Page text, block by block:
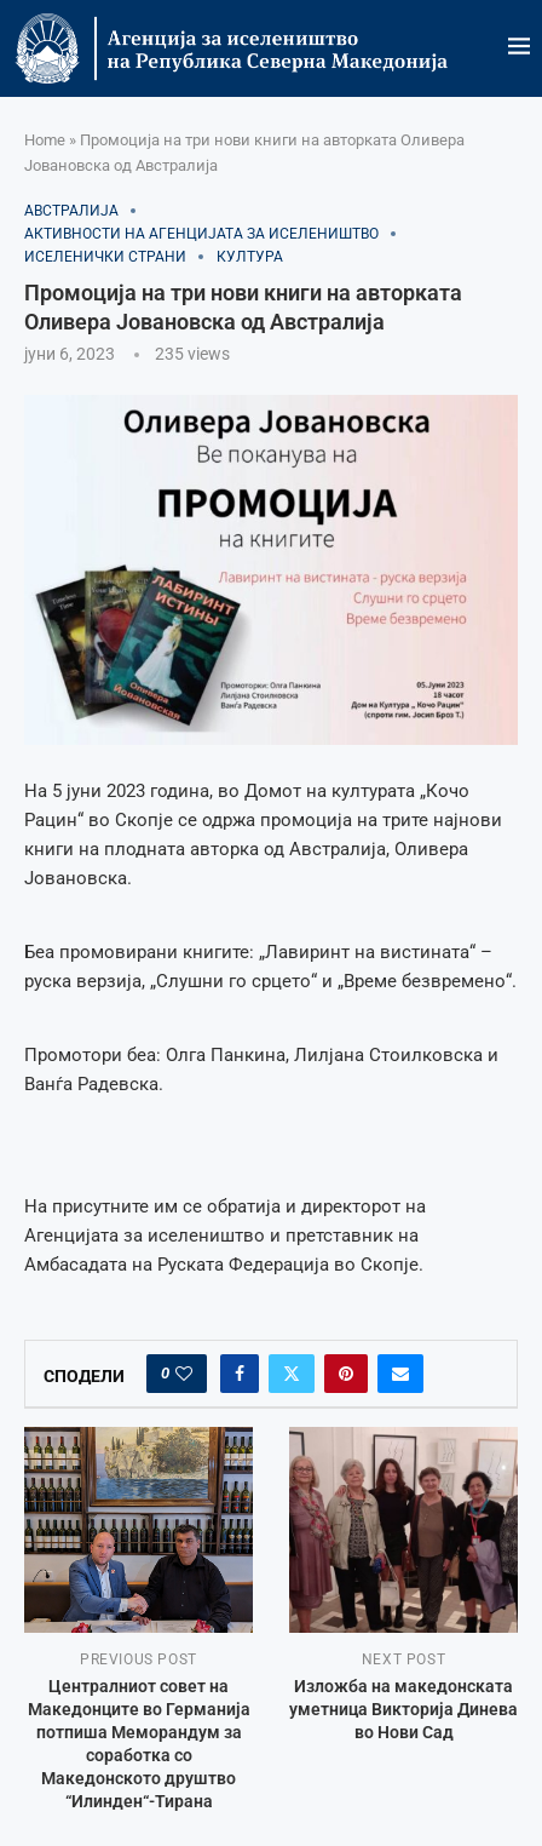
Home » Промоција на три нови книги на авторката Оливера
Јовановска од Австралија
АВСТРАЛИЈА
АКТИВНОСТИ НА АГЕНЦИЈАТА ЗА ИСЕЛЕНИШТВО
ИСЕЛЕНИЧКИ СТРАНИ
КУЛТУРА
Промоција на три нови книги на авторката
Оливера Јовановска од Австралија
јуни 6, 2023 235views
На 5 јуни 2023 година, во Домот на културата „Кочо
Рацин“ во Скопје се одржа промоција на трите најнови
книги на плодната авторка од Австралија, Оливера
Јовановска.
Беа промовирани книгите: „Лавиринт на вистината“ –
руска верзија, „Слушни го срцето“ и „Време безвремено“.
Промотори беа: Олга Панкина, Лилјана Стоилковска и
Ванѓа Радевска.
На присутните им се обратија и директорот на
Агенцијата за иселеништво и претставник на
Амбасадата на Руската Федерација во Скопје.
СПОДЕЛИ 0
PREVIOUS POST
Централниот совет на
Македонците во Германија
потпиша Меморандум за
соработка со
Македонското друштво
“Илинден“-Тирана
NEXT POST
Изложба на македонската
уметница Викторија Динева
во Нови Сад